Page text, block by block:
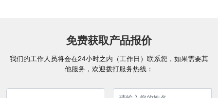
免费获取产品报价
我们的工作人员将会在24小时之内（工作日）联系您，如果需要其
他服务，欢迎拨打服务热线：